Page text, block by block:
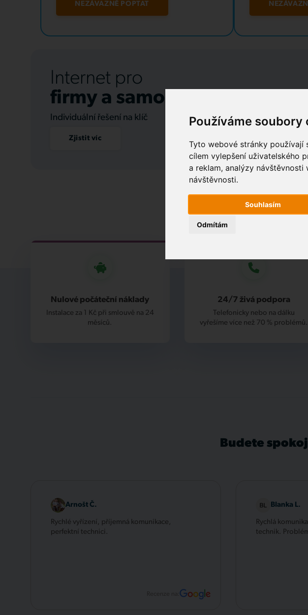
Používáme soubory
Tyto webové stránky používají
cílem vylepšení uživatelského
a reklam, analýzy
návštěvnosti.
Souhlasím
Odmítám
NEZÁVAZNĚ POPTAT
Internet pro
firmy a samosprávu
Individuální řešení na klíč
Zjistit víc
Nulové počáteční náklady
Instalace za 1 Kč při smlouvě na 24
měsíců.
24/7 živá podpora
Telefonicky nebo na dálku
vyřešíme více než 70 % problémů.
Budete
Arnošt Č.
Rychlé vyřízení, příjemná komunikace,
perfektní technici.
Blanka L.
Rychlá
technik.